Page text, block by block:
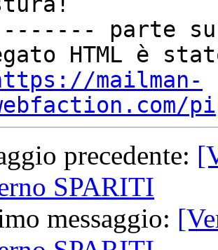
parte
HTML è
mailman-
precedente:
SPARITI
messaggio: